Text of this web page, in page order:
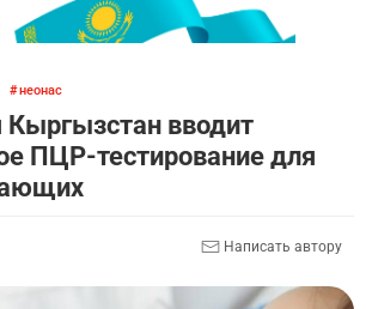
неонас
Кыргызстан вводит
ПЦР-тестирование для
Написать автору